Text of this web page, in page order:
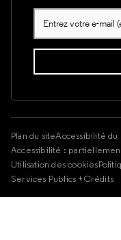
Plan du siteAccessibilité
Accessibilité :
Utilisation des cookies
Services Publics +Crédits